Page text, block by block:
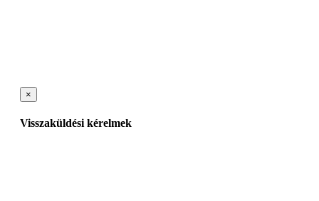
×
Visszaküldési kérelmek